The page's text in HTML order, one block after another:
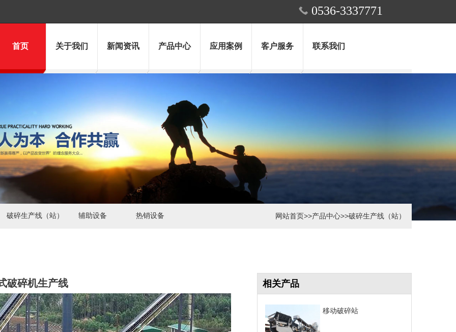
0536-3337771
首页 关于我们 新闻资讯 产品中心 应用案例 客户服务 联系我们
破碎生产线（站） 辅助设备 热销设备 网站首页>>产品中心>>破碎生产线（站）
破碎机生产线 相关产品
移动破碎站